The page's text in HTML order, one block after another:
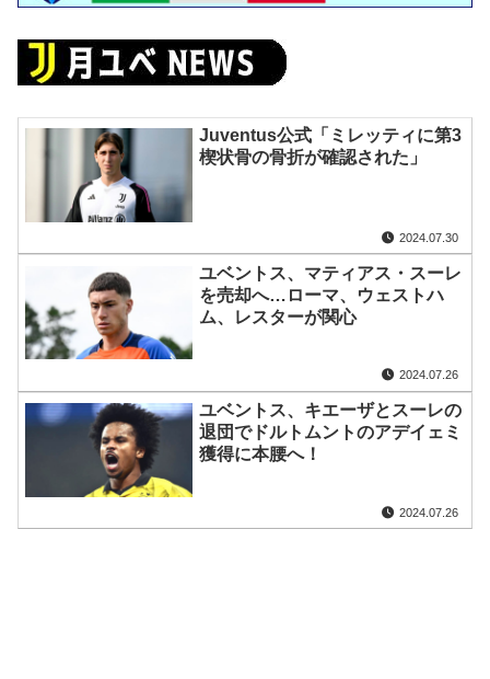
Juventus公式「ミレッティに第3
楔状骨の骨折が確認された」
2024.07.30
ユベントス、マティアス・スーレ
を売却へ…ローマ、ウェストハ
ム、レスターが関心
2024.07.26
ユベントス、キエーザとスーレの
退団でドルトムントのアデイェミ
獲得に本腰へ！
2024.07.26